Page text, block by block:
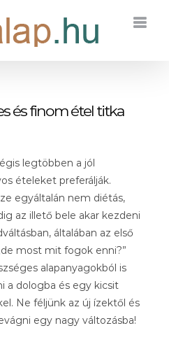
és finom étel titka
legtöbben a jól
ételeket preferálják.
egyáltalán nem diétás,
az illető bele akar kezdeni
általában az első
most mit fogok enni?”
alapanyagokból is
a dologba és egy kicsit
Ne féljünk az új ízektől és
egy nagy változásba!